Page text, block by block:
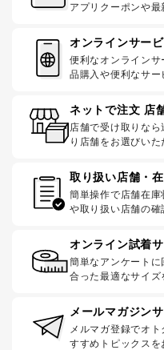
アプリクーポンや最
オンラインサー
便利なオンライン
品購入や便利なサー
ネットで注文 店
店舗で受け取りな
り店舗をお選びいた
取り扱い店舗・
簡単操作で店舗在
や取り扱い店舗の確
オンライン試着
簡単なアンケート
合った最適なサイズ
メールマガジン
メルマガ登録でオ
すすめトピックスを